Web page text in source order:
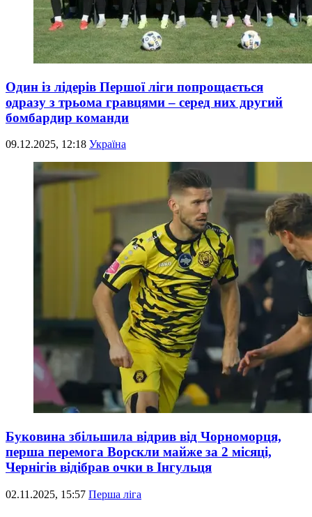
Один із лідерів Першої ліги попрощається
одразу з трьома гравцями – серед них другий
бомбардир команди
09.12.2025, 12:18 Україна
Буковина збільшила відрив від Чорноморця,
перша перемога Ворскли майже за 2 місяці,
Чернігів відібрав очки в Інгульця
02.11.2025, 15:57 Перша ліга